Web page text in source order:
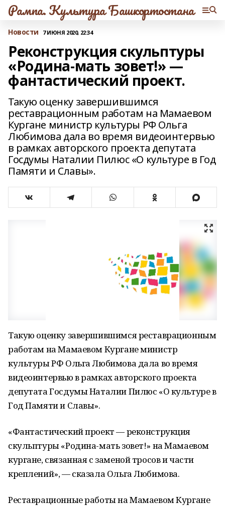
Рампа. Культура Башкортостана
Новости 7 ИЮНЯ 2020, 22:34
Реконструкция скульптуры
«Родина-мать зовет!» —
фантастический проект.
Такую оценку завершившимся
реставрационным работам на Мамаевом
Кургане министр культуры РФ Ольга
Любимова дала во время видеоинтервью
в рамках авторского проекта депутата
Госдумы Наталии Пилюс «О культуре в Год
Памяти и Славы».
Такую оценку завершившимся реставрационным
работам на Мамаевом Кургане министр
культуры РФ Ольга Любимова дала во время
видеоинтервью в рамках авторского проекта
депутата Госдумы Наталии Пилюс «О культуре в
Год Памяти и Славы».
«Фантастический проект — реконструкция
скульптуры «Родина-мать зовет!» на Мамаевом
кургане, связанная с заменой тросов и части
креплений», — сказала Ольга Любимова.
Реставрационные работы на Мамаевом Кургане